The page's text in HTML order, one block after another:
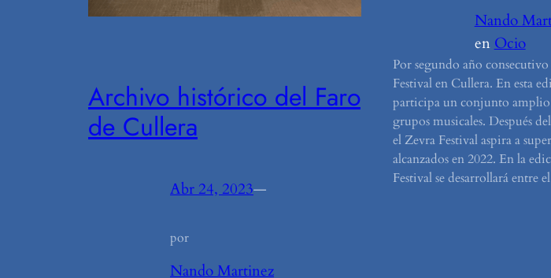
Archivo histórico del Faro
de Cullera
Abr 24, 2023—
por
Nando Martinez
Nando
en Ocio
Por segundo año consecutivo
Festival en Cullera. En esta
participa un conjunto amplio
grupos musicales. Después
el Zevra Festival aspira a
alcanzados en 2022. En la
Festival se desarrollará entre